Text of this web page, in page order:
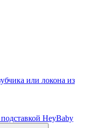
или локона из